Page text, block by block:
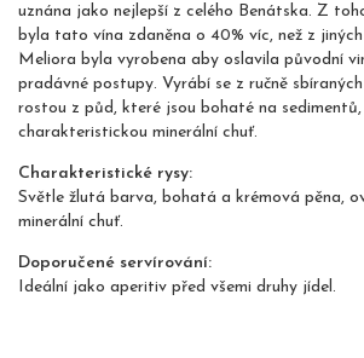
uznána jako nejlepší z celého Benátska. Z
byla tato vína zdaněna o 40% víc, než z
Meliora byla vyrobena aby oslavila původní
pradávné postupy. Vyrábí se z ručně
rostou z půd, které jsou bohaté na
charakteristickou minerální chuť.
Charakteristické rysy:
Světle žlutá barva, bohatá a krémová pěna,
minerální chuť.
Doporučené servírování:
Ideální jako aperitiv před všemi druhy jídel.